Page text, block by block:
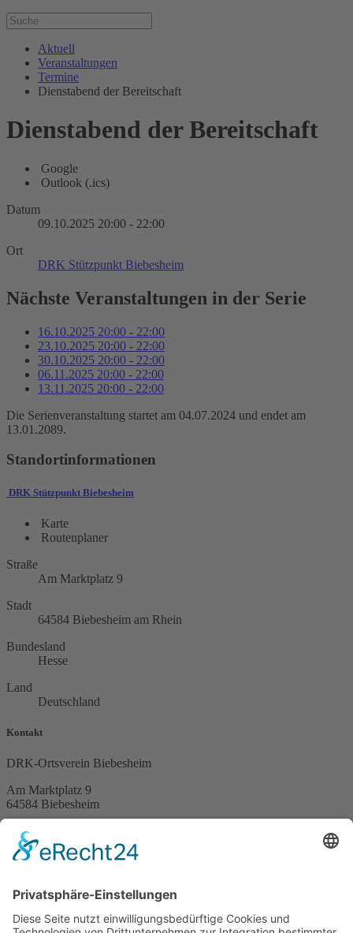
Aktuell
Veranstaltungen
Termine
Dienstabend der Bereitschaft
Dienstabend der Bereitschaft
Google
Outlook (.ics)
Datum
09.10.2025 20:00 - 22:00
Ort
DRK Stützpunkt Biebesheim
Nächste Veranstaltungen in der Serie
16.10.2025 20:00 - 22:00
23.10.2025 20:00 - 22:00
30.10.2025 20:00 - 22:00
06.11.2025 20:00 - 22:00
13.11.2025 20:00 - 22:00
Die Serienveranstaltung startet am 04.07.2024 und endet am
13.01.2089.
Standortinformationen
DRK Stützpunkt Biebesheim
Karte
Routenplaner
Straße
Am Marktplatz 9
Stadt
64584 Biebesheim am Rhein
Bundesland
Hesse
Land
Deutschland
Kontakt
DRK-Ortsverein Biebesheim
Am Marktplatz 9
64584 Biebesheim
Telefon (06258) 7585
DE51 5519 0000 02747090 13
Service